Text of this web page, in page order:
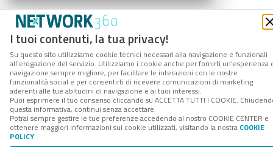
I tuoi contenuti, la tua privacy!
Su questo sito utilizziamo cookie tecnici necessari alla navigazione e funzionali
all’erogazione del servizio. Utilizziamo i cookie anche per fornirti un’esperienza
navigazione sempre migliore, per facilitare le interazioni con le nostre
funzionalità social e per consentirti di ricevere comunicazioni di marketing
aderenti alle tue abitudini di navigazione e ai tuoi interessi.
Puoi esprimere il tuo consenso cliccando su ACCETTA TUTTI I COOKIE.
questa informativa, continui senza accettare.
Potrai sempre gestire le tue preferenze accedendo al nostro COOKIE CENTER e
ottenere maggiori informazioni sui cookie utilizzati, visitando la nostra COOKIE
POLICY.